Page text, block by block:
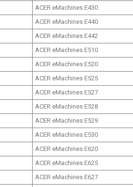
ACER eMachines E430
ACER eMachines E440
ACER eMachines E442
ACER eMachines E510
ACER eMachines E520
ACER eMachines E525
ACER eMachines E527
ACER eMachines E528
ACER eMachines E529
ACER eMachines E530
ACER eMachines E620
ACER eMachines E625
ACER eMachines E627